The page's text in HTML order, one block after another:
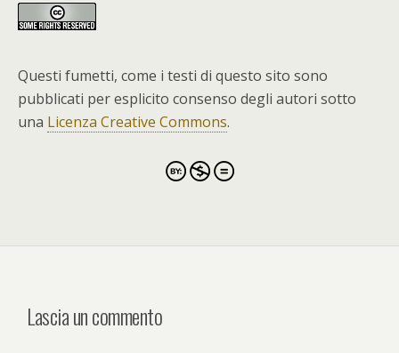
Questi fumetti, come i testi di questo sito sono
pubblicati per esplicito consenso degli autori sotto
una Licenza Creative Commons.
Lascia un commento